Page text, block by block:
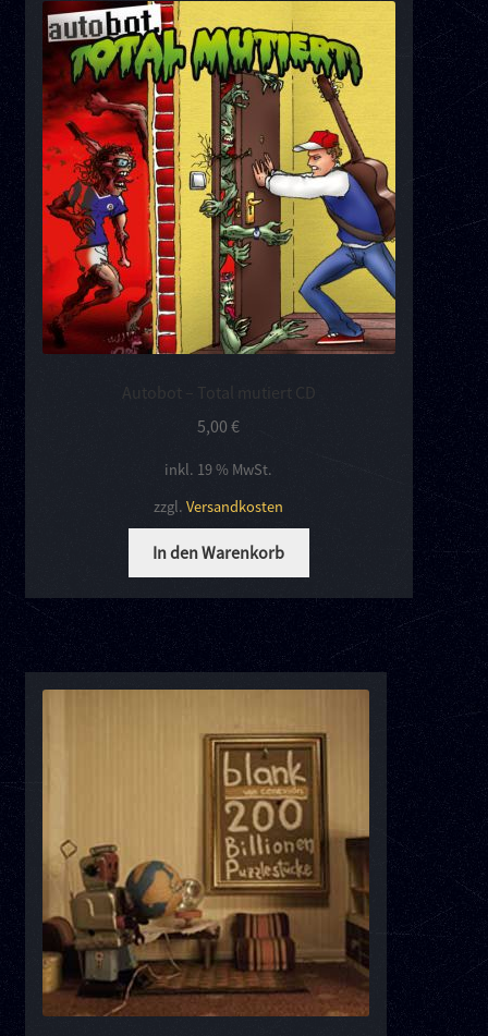
Kontakt
Links
Autobot – Total mutiert CD
5,00€
inkl. 19 % MwSt.
zzgl.Versandkosten
In den Warenkorb